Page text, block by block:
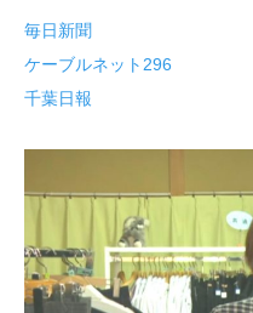
毎日新聞
ケーブルネット296
千葉日報